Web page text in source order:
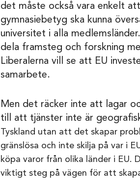
det måste också vara enkelt
gymnasiebetyg ska kunna
universitet i alla
dela framsteg och forskning
Liberalerna vill se att EU
samarbete.
Men det räcker inte att lagar
till att tjänster inte är
Tyskland utan att det skapar
gränslösa och inte skilja på var i
köpa varor från olika länder i EU.
viktigt steg på vägen för att